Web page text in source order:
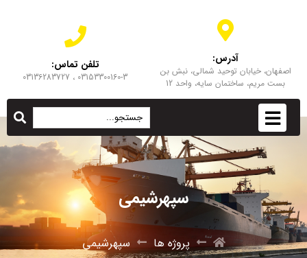
آدرس:
اصفهان، خیابان توحید شمالی، نبش بن
بست مریم، ساختمان سایه، واحد 12
تلفن تماس:
03153300160-3 ، 03136283727
سپهرشیمی
پروژه ها سپهرشیمی